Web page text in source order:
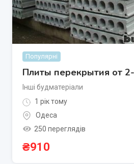
Популярні
Плиты перекрытия от
Інші будматеріали
1 рік тому
Одеса
250 переглядів
₴910